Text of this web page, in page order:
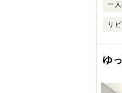
一人
リ
ゆ